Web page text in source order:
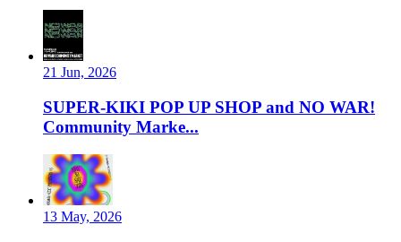
21 Jun, 2026
SUPER-KIKI POP UP SHOP and NO WAR!
Community Marke...
13 May, 2026